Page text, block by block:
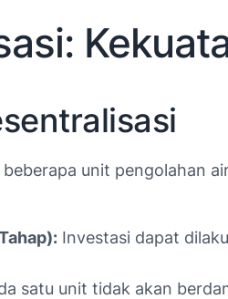
unit pengolahan
Investasi dapat
satu unit tidak akan